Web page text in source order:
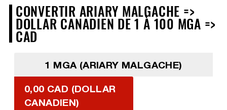
CONVERTIR ARIARY MALGACHE =>
DOLLAR CANADIEN DE 1 À 100 MGA =>
CAD
1 MGA (ARIARY MALGACHE)
0,00 CAD (DOLLAR
CANADIEN)